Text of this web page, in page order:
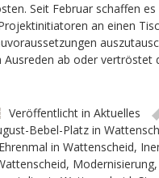
Seit Februar schaffen
an einen
ab oder vertröstet
Veröffentlicht in Aktuelles
Bebel-Platz in
Ehrenmal in Wattenscheid,
, Modernisierung,